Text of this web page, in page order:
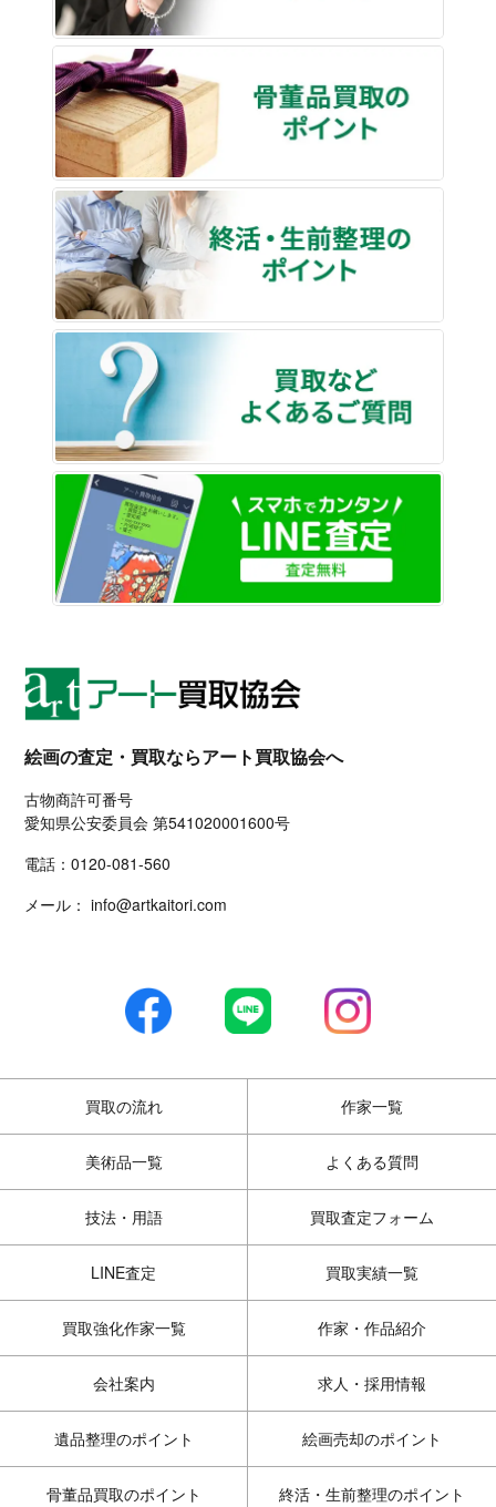
絵画の査定・買取ならアート買取協会へ
古物商許可番号
愛知県公安委員会 第541020001600号
電話：0120-081-560
メール： info@artkaitori.com
買取の流れ 作家一覧
美術品一覧 よくある質問
技法・用語 買取査定フォーム
LINE査定 買取実績一覧
買取強化作家一覧 作家・作品紹介
会社案内 求人・採用情報
遺品整理のポイント 絵画売却のポイント
骨董品買取のポイント 終活・生前整理のポイント